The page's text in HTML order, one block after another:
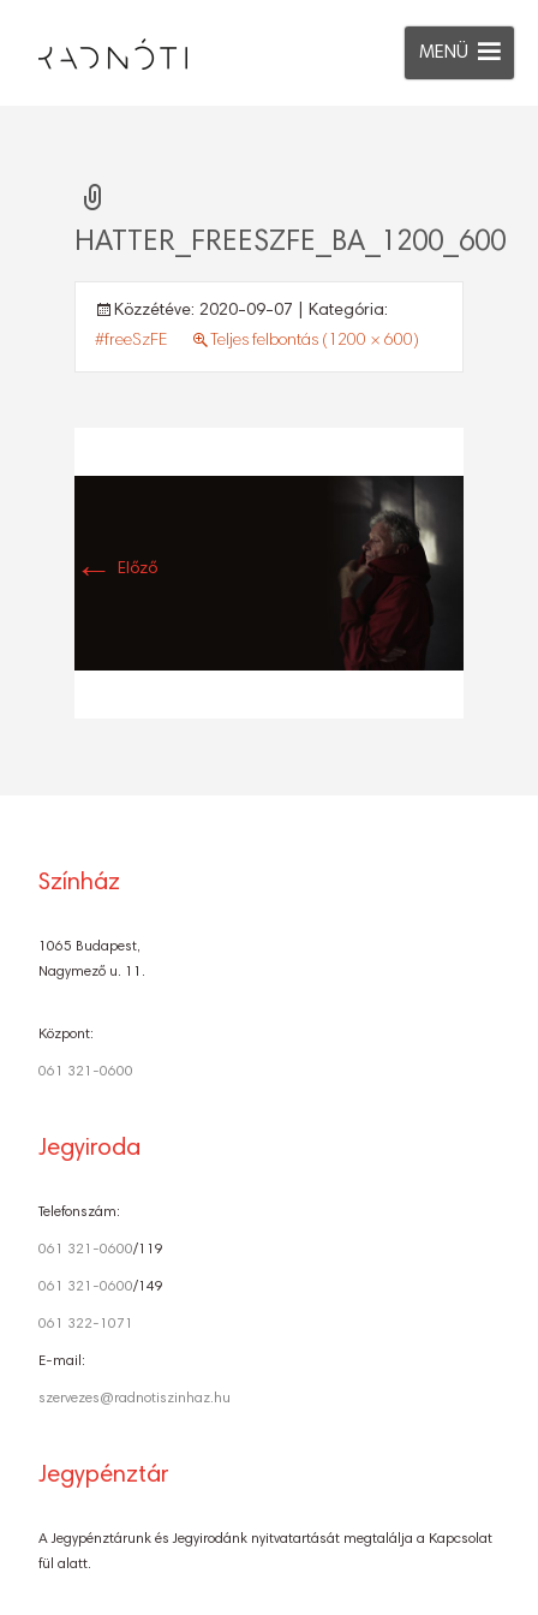
MENÜ
HATTER_FREESZFE_BA_1200_600
Közzétéve: 2020-09-07 | Kategória:
#freeSzFE
Teljes felbontás (1200 × 600)
← Előző
Színház
1065 Budapest,
Nagymező u. 11.
Központ:
061 321-0600
Jegyiroda
Telefonszám:
061 321-0600/119
061 321-0600/149
061 322-1071
E-mail:
szervezes@radnotiszinhaz.hu
Jegypénztár
A Jegypénztárunk és Jegyirodánk nyitvatartását megtalálja a Kapcsolat
fül alatt.